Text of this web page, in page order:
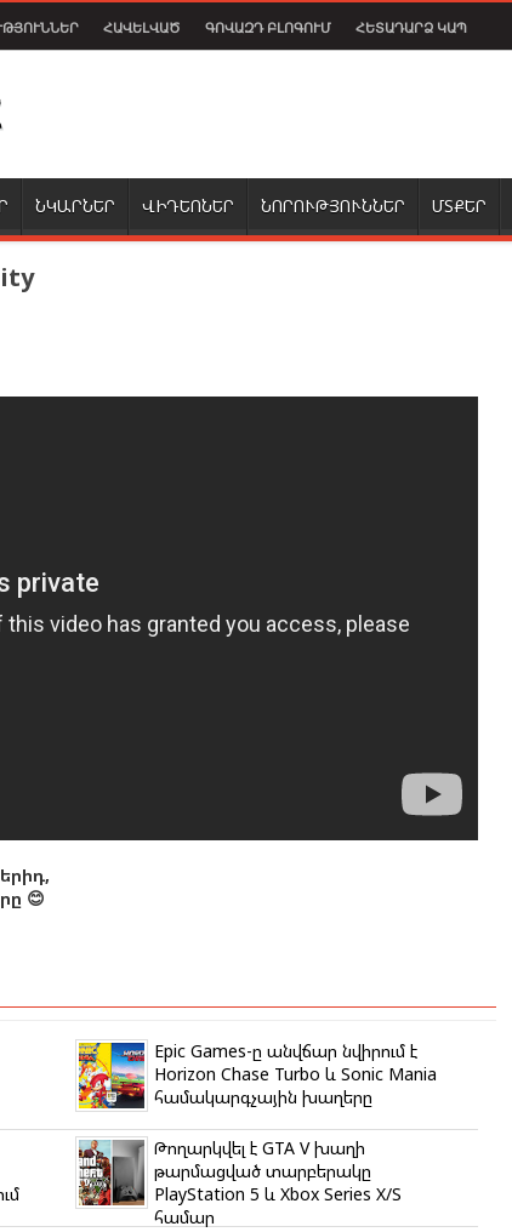
ՀԱՎԵԼՎԱԾ ԳՈՎԱԶԴ ԲԼՈԳՈՒՄ ՀԵՏԱԴԱՐՁ ԿԱՊ
ՆԿԱՐՆԵՐ ՎԻԴԵՈՆԵՐ ՆՈՐՈՒԹՅՈՒՆՆԵՐ ՄՏՔԵՐ
😊
Epic Games-ը անվճար նվիրում է
Horizon Chase Turbo և Sonic Mania
համակարգչային խաղերը
Թողարկվել է GTA V խաղի
թարմացված տարբերակը
PlayStation 5 և Xbox Series X/S
համար